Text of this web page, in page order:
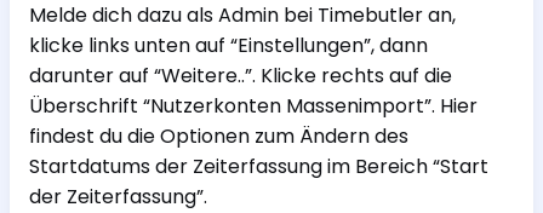
Melde dich dazu als Admin bei Timebutler an,
klicke links unten auf “Einstellungen”, dann
darunter auf “Weitere..”. Klicke rechts auf die
Überschrift “Nutzerkonten Massenimport”. Hier
findest du die Optionen zum Ändern des
Startdatums der Zeiterfassung im Bereich “Start
der Zeiterfassung”.